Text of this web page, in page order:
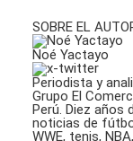
SOBRE EL
Noé Yactayo
Periodista y
Grupo El
Perú. Diez años
noticias de
WWE, tenis,